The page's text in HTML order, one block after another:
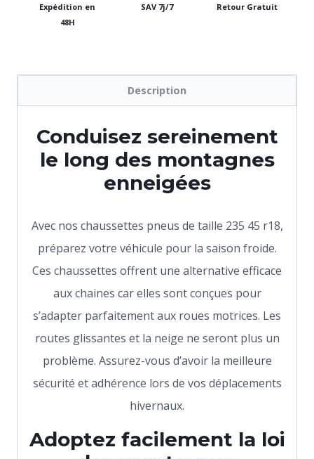
Expédition en
48H
SAV 7j/7 Retour Gratuit
Description
Conduisez sereinement
le long des montagnes
enneigées
Avec nos chaussettes pneus de taille 235 45 r18,
préparez votre véhicule pour la saison froide.
Ces chaussettes offrent une alternative efficace
aux chaines car elles sont conçues pour
s’adapter parfaitement aux roues motrices. Les
routes glissantes et la neige ne seront plus un
problème. Assurez-vous d’avoir la meilleure
sécurité et adhérence lors de vos déplacements
hivernaux.
Adoptez facilement la loi